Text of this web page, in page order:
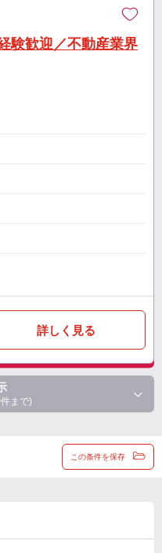
験歓迎／不動産業界
詳しく見る
まで)
この条件を保存